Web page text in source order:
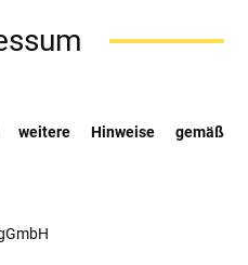
weitere Hinweise gemäß